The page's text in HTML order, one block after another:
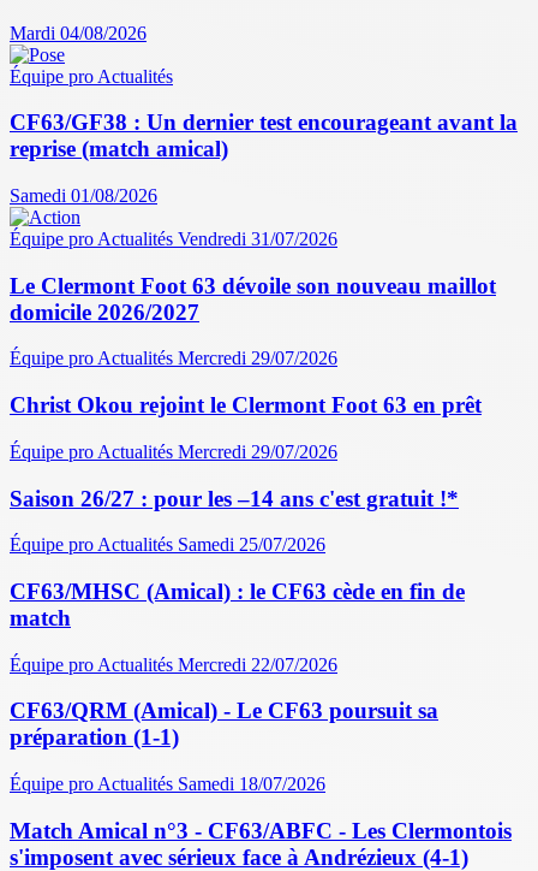
Mardi 04/08/2026
Équipe pro Actualités
CF63/GF38 : Un dernier test encourageant avant la
reprise (match amical)
Samedi 01/08/2026
Équipe pro Actualités Vendredi 31/07/2026
Le Clermont Foot 63 dévoile son nouveau maillot
domicile 2026/2027
Équipe proActualités Mercredi 29/07/2026
Christ Okou rejoint le Clermont Foot 63 en prêt
Équipe pro Actualités Mercredi 29/07/2026
Saison 26/27 : pour les –14 ans c'est gratuit !*
Équipe pro Actualités Samedi 25/07/2026
CF63/MHSC (Amical) : le CF63 cède en fin de
match
Équipe pro Actualités Mercredi 22/07/2026
CF63/QRM (Amical) - Le CF63 poursuit sa
préparation (1-1)
Équipe pro Actualités Samedi 18/07/2026
Match Amical n°3 - CF63/ABFC - Les Clermontois
s'imposent avec sérieux face à Andrézieux (4-1)